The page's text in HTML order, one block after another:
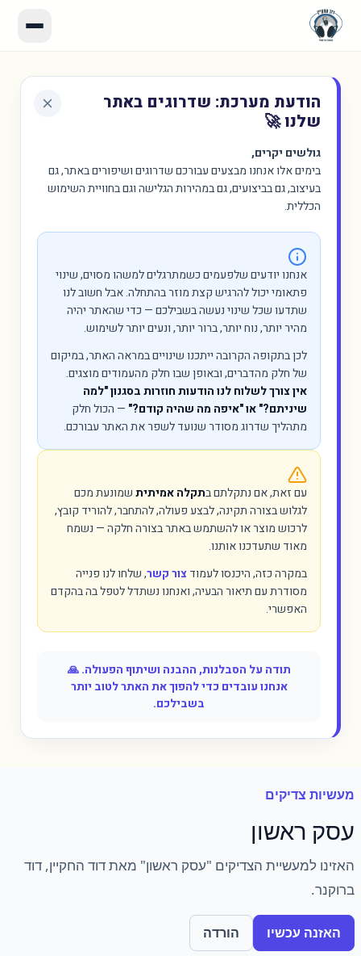
הודעת מערכת: שדרוגים באתר
שלנו 🚀
גולשים יקרים,
בימים אלו אנחנו מבצעים עבורכם שדרוגים ושיפורים באתר, גם
בעיצוב, גם בביצועים, גם במהירות הגלישה וגם בחוויית השימוש
הכללית.
אנחנו יודעים שלפעמים כשמתרגלים למשהו מסוים, שינוי
פתאומי יכול להרגיש קצת מוזר בהתחלה. אבל חשוב לנו
שתדעו שכל שינוי נעשה בשבילכם — כדי שהאתר יהיה
מהיר יותר, נוח יותר, ברור יותר, ונעים יותר לשימוש.
לכן בתקופה הקרובה ייתכנו שינויים במראה האתר, במיקום
של חלק מהדברים, ובאופן שבו חלק מהעמודים מוצגים.
אין צורך לשלוח לנו הודעות חוזרות בסגנון "למה
שיניתם?" או "איפה מה שהיה קודם?" — הכול חלק
מתהליך שדרוג מסודר שנועד לשפר את האתר עבורכם.
עם זאת, אם נתקלתם בתקלה אמיתיתשמונעת מכם
לגלוש בצורה תקינה, לבצע פעולה, להתחבר, להוריד קובץ,
לרכוש מוצר או להשתמש באתר בצורה חלקה — נשמח
מאוד שתעדכנו אותנו.
במקרה כזה, היכנסו לעמודצור קשר, שלחו לנו פנייה
מסודרת עם תיאור הבעיה, ואנחנו נשתדל לטפל בה בהקדם
האפשרי.
תודה על הסבלנות, ההבנה ושיתוף הפעולה. 🙏
אנחנו עובדים כדי להפוך את האתר לטוב יותר
בשבילכם.
מעשיות צדיקים
עסק ראשון
האזינו למעשיית הצדיקים "עסק ראשון" מאת דוד החקיין, דוד
ברוקנר.
האזנה עכשיו הורדה